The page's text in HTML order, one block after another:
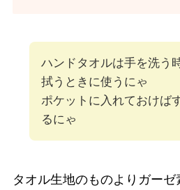
ハンドタオルは手を洗う
拭うときに使うにゃ
ポケットに入れておけば
るにゃ
タオル生地のものよりガー